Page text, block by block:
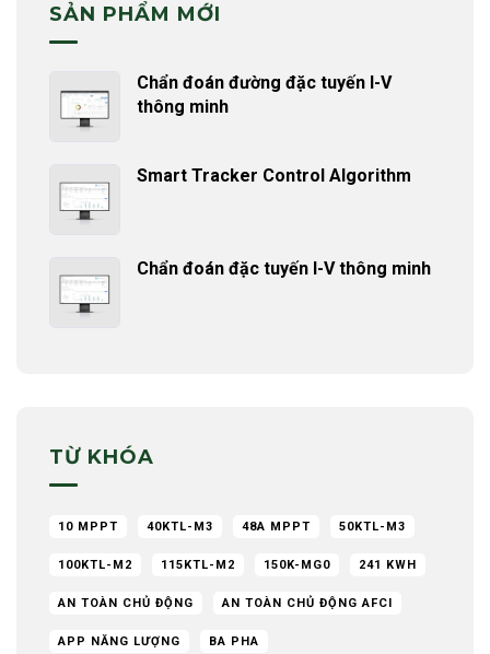
SẢN PHẨM MỚI
Chẩn đoán đường đặc tuyến I-V
thông minh
Smart Tracker Control Algorithm
Chẩn đoán đặc tuyến I-V thông minh
TỪ KHÓA
10 MPPT 40KTL-M3 48A MPPT 50KTL-M3
100KTL-M2 115KTL-M2 150K-MG0 241 KWH
AN TOÀN CHỦ ĐỘNG AN TOÀN CHỦ ĐỘNG AFCI
APP NĂNG LƯỢNG BA PHA